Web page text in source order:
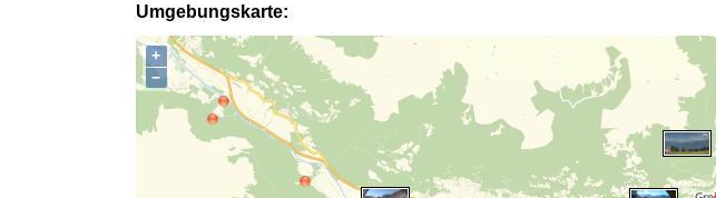
Umgebungskarte:
+
−